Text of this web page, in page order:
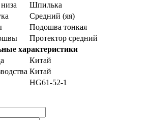
Шпилька
Средний (яя)
Подошва тонкая
Протектор средний
характеристики
Китай
Китай
HG61-52-1